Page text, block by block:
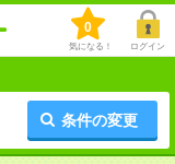
0
気になる！ ログイン
条件の変更